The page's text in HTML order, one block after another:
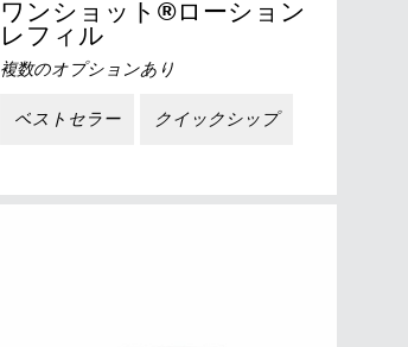
ワンショット®ローション
レフィル
複数のオプションあり
ベストセラー クイックシップ